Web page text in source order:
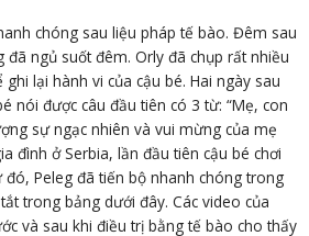
chóng sau liệu pháp tế bào. Đêm sau
đã ngủ suốt đêm. Orly đã chụp rất nhiều
lại hành vi của cậu bé. Hai ngày sau
nói được câu đầu tiên có 3 từ: “Mẹ, con
sự ngạc nhiên và vui mừng của mẹ
đình ở Serbia, lần đầu tiên cậu bé chơi
Peleg đã tiến bộ nhanh chóng trong
trong bảng dưới đây. Các video của
và sau khi điều trị bằng tế bào cho thấy